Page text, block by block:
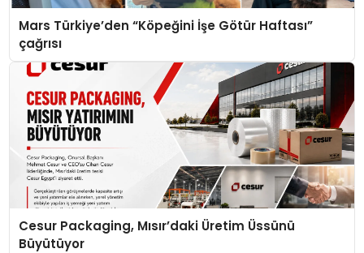
Mars Türkiye’den “Köpeğini İşe Götür Haftası”
çağrısı
Cesur Packaging, Mısır’daki Üretim Üssünü
Büyütüyor